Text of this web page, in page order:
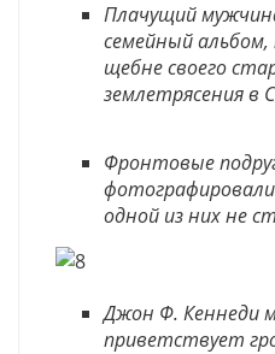
Плачущий
семейный
щебне своего
землетрясения в
Фронтовые
одной из них не
Джон Ф. Кеннеди
приветствует